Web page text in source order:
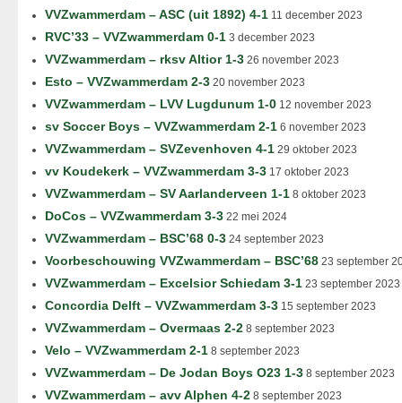
VVZwammerdam – ASC (uit 1892) 4-1 11 december 2023
RVC’33 – VVZwammerdam 0-1 3 december 2023
VVZwammerdam – rksv Altior 1-3 26 november 2023
Esto – VVZwammerdam 2-3 20 november 2023
VVZwammerdam – LVV Lugdunum 1-0 12 november 2023
sv Soccer Boys – VVZwammerdam 2-1 6 november 2023
VVZwammerdam – SVZevenhoven 4-1 29 oktober 2023
vv Koudekerk – VVZwammerdam 3-3 17 oktober 2023
VVZwammerdam – SV Aarlanderveen 1-1 8 oktober 2023
DoCos – VVZwammerdam 3-3 22 mei 2024
VVZwammerdam – BSC’68 0-3 24 september 2023
Voorbeschouwing VVZwammerdam – BSC’68 23 september
VVZwammerdam – Excelsior Schiedam 3-1 23 september 2023
Concordia Delft – VVZwammerdam 3-3 15 september 2023
VVZwammerdam – Overmaas 2-2 8 september 2023
Velo – VVZwammerdam 2-1 8 september 2023
VVZwammerdam – De Jodan Boys O23 1-3 8 september 2023
VVZwammerdam – avv Alphen 4-2 8 september 2023